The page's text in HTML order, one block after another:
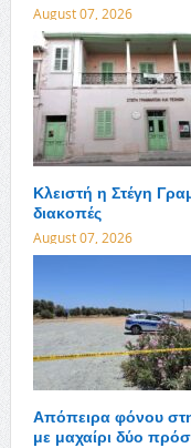
August 07, 2026
Κλειστή η Στέγη
διακοπές
August 07, 2026
Απόπειρα φόνου
με μαχαίρι δύο